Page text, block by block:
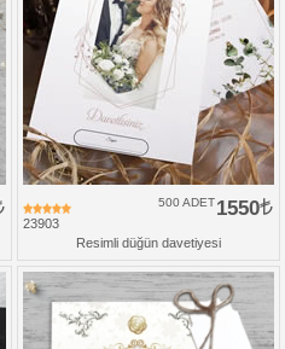
23903
1550
500 ADET
Resimli düğün davetiyesi